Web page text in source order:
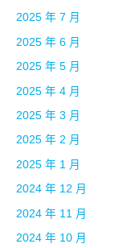
2025 年 7 月
2025 年 6 月
2025 年 5 月
2025 年 4 月
2025 年 3 月
2025 年 2 月
2025 年 1 月
2024 年 12 月
2024 年 11 月
2024 年 10 月